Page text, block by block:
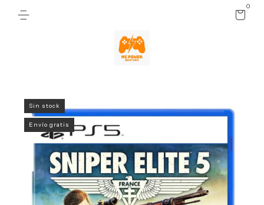
0
Sin stock
Envío gratis